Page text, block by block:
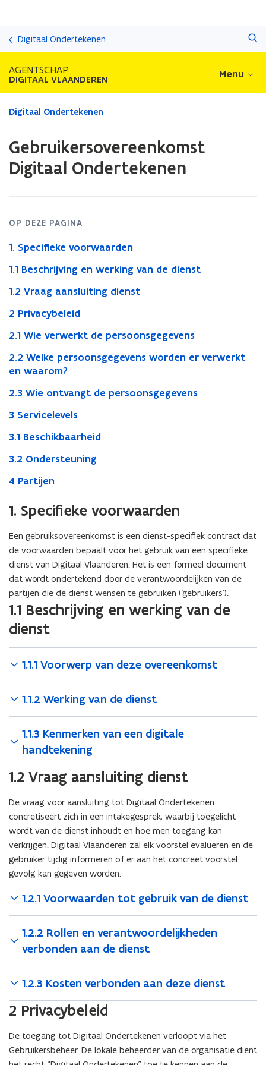
Digitaal Ondertekenen
AGENTSCHAP
DIGITAAL VLAANDEREN Menu
Gedaan
bevindt
zich
Ondertekenen
Digitaal Ondertekenen
Gebruikersovereenkomst
Digitaal Ondertekenen
OP DEZE PAGINA
1. Specifieke voorwaarden
1.1 Beschrijving en werking van de dienst
1.2 Vraag aansluiting dienst
2 Privacybeleid
2.1 Wie verwerkt de persoonsgegevens
2.2 Welke persoonsgegevens worden er verwerkt
en waarom?
2.3 Wie ontvangt de persoonsgegevens
3 Servicelevels
3.1 Beschikbaarheid
3.2 Ondersteuning
4 Partijen
1. Specifieke voorwaarden
Een gebruiksovereenkomst is een dienst-specifiek contract dat
de voorwaarden bepaalt voor het gebruik van een specifieke
dienst van Digitaal Vlaanderen. Het is een formeel document
dat wordt ondertekend door de verantwoordelijken van de
partijen die de dienst wensen te gebruiken (‘gebruikers’).
1.1 Beschrijving en werking van de
dienst
1.1.1 Voorwerp van deze overeenkomst
1.1.2 Werking van de dienst
1.1.3 Kenmerken van een digitale
handtekening
1.2 Vraag aansluiting dienst
De vraag voor aansluiting tot Digitaal Ondertekenen
concretiseert zich in een intakegesprek; waarbij toegelicht
wordt van de dienst inhoudt en hoe men toegang kan
verkrijgen. Digitaal Vlaanderen zal elk voorstel evalueren en de
gebruiker tijdig informeren of er aan het concreet voorstel
gevolg kan gegeven worden.
1.2.1 Voorwaarden tot gebruik van de dienst
1.2.2 Rollen en verantwoordelijkheden
verbonden aan de dienst
1.2.3 Kosten verbonden aan deze dienst
2 Privacybeleid
De toegang tot Digitaal Ondertekenen verloopt via het
Gebruikersbeheer. De lokale beheerder van de organisatie dient